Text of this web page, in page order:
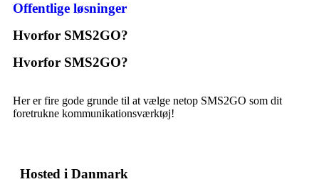
Offentlige løsninger
Hvorfor SMS2GO?
Hvorfor SMS2GO?
Her er fire gode grunde til at vælge netop SMS2GO som dit
foretrukne kommunikationsværktøj!
Hosted i Danmark